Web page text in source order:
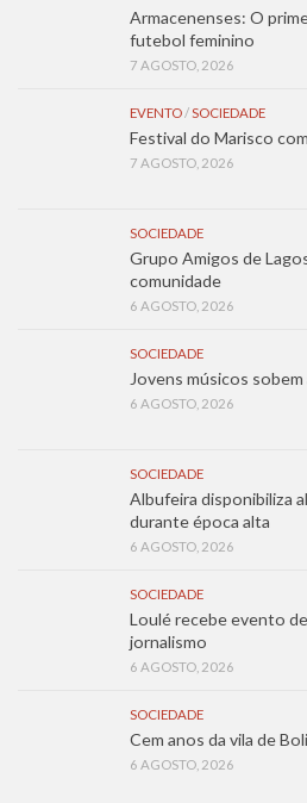
Armacenenses: O
futebol feminino
7 AGOSTO, 2026
EVENTO / SOCIEDADE
Festival do Marisco
7 AGOSTO, 2026
SOCIEDADE
Grupo Amigos de
comunidade
6 AGOSTO, 2026
SOCIEDADE
Jovens músicos sobem
6 AGOSTO, 2026
SOCIEDADE
Albufeira disponibiliza
durante época alta
6 AGOSTO, 2026
SOCIEDADE
Loulé recebe evento
jornalismo
6 AGOSTO, 2026
SOCIEDADE
Cem anos da vila de
6 AGOSTO, 2026